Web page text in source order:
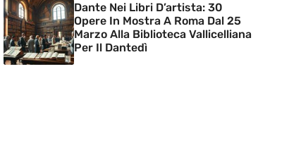
Dante Nei Libri D’artista: 30
Opere In Mostra A Roma Dal 25
Marzo Alla Biblioteca Vallicelliana
Per Il Dantedì